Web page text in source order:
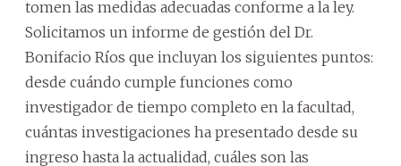
tomen las medidas adecuadas conforme a la ley.
Solicitamos un informe de gestión del Dr.
Bonifacio Ríos que incluyan los siguientes puntos:
desde cuándo cumple funciones como
investigador de tiempo completo en la facultad,
cuántas investigaciones ha presentado desde su
ingreso hasta la actualidad, cuáles son las